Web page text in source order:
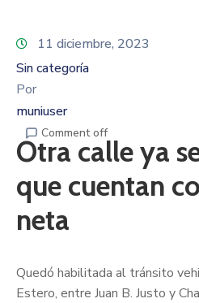
11 diciembre, 2023
Sin categoría
Por
muniuser
Comment off
Otra calle ya
que cuentan
neta
Quedó habilitada al tránsito
Estero, entre Juan B. Justo y